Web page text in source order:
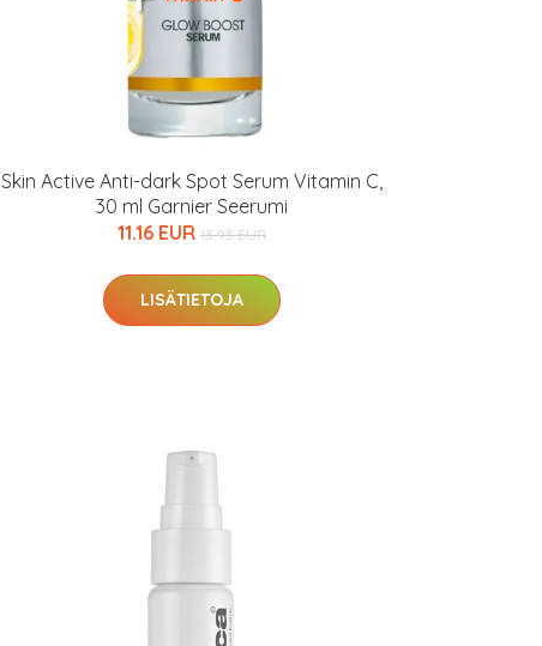
Skin Active Anti-dark Spot Serum Vitamin C,
30 ml Garnier Seerumi
11.16 EUR 13.95 EUR
LISÄTIETOJA